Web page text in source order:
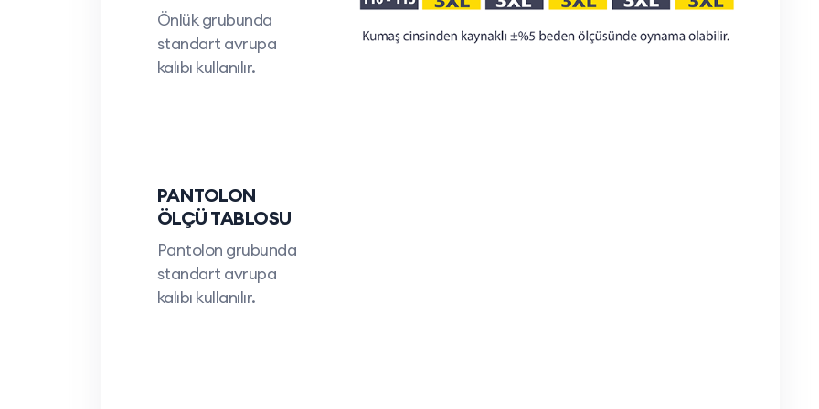
Önlük grubunda
standart avrupa
kalıbı kullanılır.
PANTOLON
ÖLÇÜ TABLOSU
Pantolon grubunda
standart avrupa
kalıbı kullanılır.